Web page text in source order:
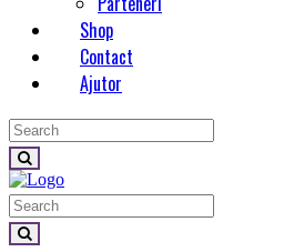
Shop
Contact
Ajutor